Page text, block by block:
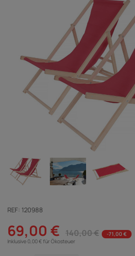
REF: 120988
69,00 € 140,00 €
-71,00 €
Inklusive 0,00 € für Ökosteuer